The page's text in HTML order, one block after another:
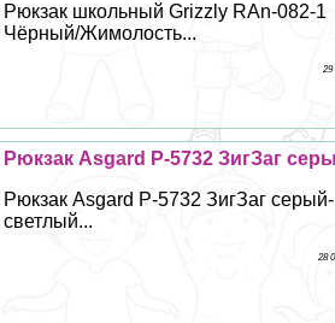
Рюкзак школьный Grizzly RAn-082-1
Чёрный/Жимолость...
29
Рюкзак Asgard Р-5732 ЗигЗаг
Рюкзак Asgard Р-5732 ЗигЗаг серый-
светлый...
28